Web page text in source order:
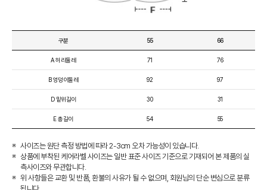
구분
A 허리둘레
B 엉덩이둘레
D 밑위길이
E 총길이
55
71
92
30
54
66
76
97
31
55
사이즈는 원단 측정 방법에 따라 2-3cm 오차 가능성이 있습니다.
상품에 부착된 케어라벨 사이즈는 일반 표준 사이즈 기준으로 기재되어 본 제품의 실
측사이즈와 무관합니다.
위 사항들은 교환 및 반품, 환불의 사유가 될 수 없으며, 회원님의 단순 변심으로 분류